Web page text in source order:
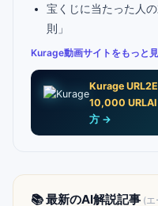
宝くじに当たった人
則」
Kurage動画サイトをもっと
Kurage
10,000 URLAI
方 →
📚 最新のAI解説記事 (